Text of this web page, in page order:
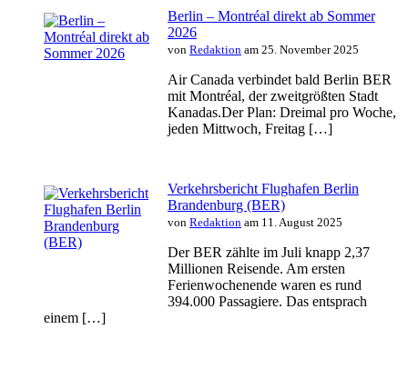
Berlin – Montréal direkt ab Sommer
2026
von Redaktion am 25. November 2025
Air Canada verbindet bald Berlin BER
mit Montréal, der zweitgrößten Stadt
Kanadas.Der Plan: Dreimal pro Woche,
jeden Mittwoch, Freitag […]
Verkehrsbericht Flughafen Berlin
Brandenburg (BER)
von Redaktion am 11. August 2025
Der BER zählte im Juli knapp 2,37
Millionen Reisende. Am ersten
Ferienwochenende waren es rund
394.000 Passagiere. Das entsprach
einem […]